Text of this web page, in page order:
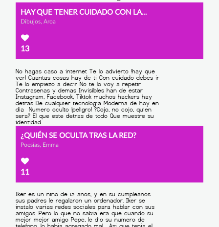
HAY QUE TENER CUIDADO CON LA TECNOLOGÍA.
Dibujos, Aroa
13
¿QUIÉN SE OCULTA TRAS LA RED?
Poesías, Emma
11